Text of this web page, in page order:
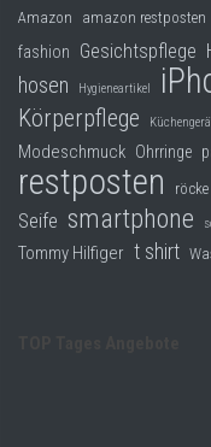
Amazon amazon restposten
fashion Gesichtspflege
hosen Hygieneartikel
Körperpflege
Modeschmuck Ohrringe
restposten röcke
Seife smartphone
Tommy Hilfiger t shirt